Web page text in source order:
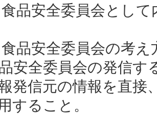
安全委員会として
安全委員会の考え
安全委員会の発信す
発信元の情報を直接
すること。